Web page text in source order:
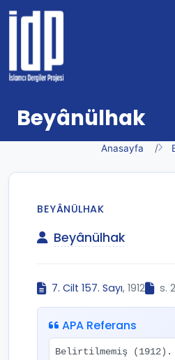
Beyânülhak
Anasayfa
BEYÂNÜLHAK
Beyânülhak
7. Cilt 157. Sayı, 1912 s.
APA Referans
Belirtilmemiş